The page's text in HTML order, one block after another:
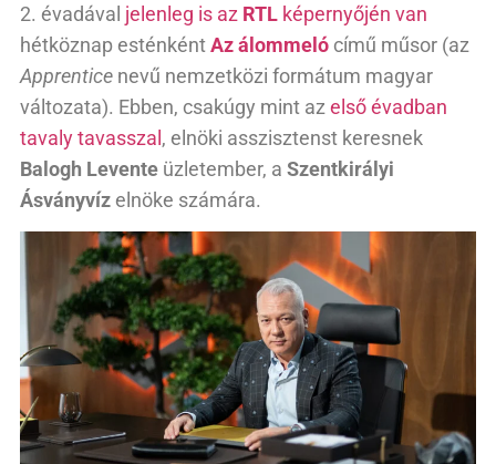
2. évadával jelenleg is az RTL képernyőjén van
hétköznap esténkéntAz álommeló című műsor (az
Apprentice nevű nemzetközi formátum magyar
változata). Ebben, csakúgy mint az első évadban
tavaly tavasszal, elnöki asszisztenst keresnek
Balogh Levente üzletember, a Szentkirályi
Ásványvíz elnöke számára.